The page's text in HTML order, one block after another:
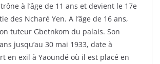
à l’âge de 11 ans et devient le 17e
des Ncharé Yen. A l’âge de 16 ans,
tuteur Gbetnkom du palais. Son
jusqu’au 30 mai 1933, date à
en exil à Yaoundé où il est placé en